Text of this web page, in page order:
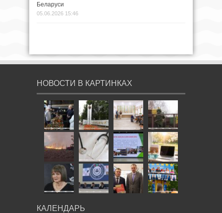
Беларуси
05.06.2026 15:46
НОВОСТИ В КАРТИНКАХ
КАЛЕНДАРЬ